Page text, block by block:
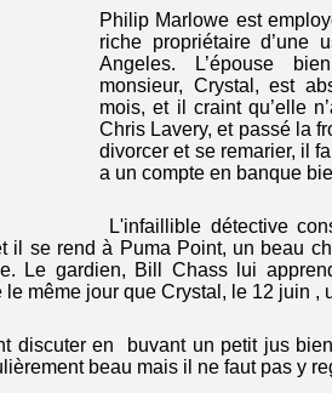
Philip Marlowe est
riche propriétaire d’une
Angeles. L’épouse
monsieur, Crystal, est
mois, et il craint qu’elle
Chris Lavery, et passé la
divorcer et se remarier, il
a un compte en banque
L'infaillible détective
il se rend à Puma Point, un beau
Le gardien, Bill Chass lui
le même jour que Crystal, le 12 juin ,
discuter en buvant un petit jus
beau mais il ne faut pas y